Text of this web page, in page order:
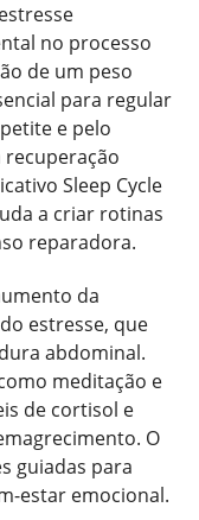
no processo
de um peso
para regular
e pelo
Sleep Cycle
a criar rotinas
reparadora.
da
estresse, que
abdominal.
meditação e
de cortisol e
O
guiadas para
estar emocional.